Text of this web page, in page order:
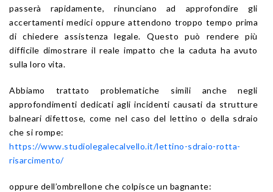
passerà rapidamente, rinunciano ad approfondire gli
accertamenti medici oppure attendono troppo tempo prima
di chiedere assistenza legale. Questo può rendere più
difficile dimostrare il reale impatto che la caduta ha avuto
sulla loro vita.
Abbiamo trattato problematiche simili anche negli
approfondimenti dedicati agli incidenti causati da strutture
balneari difettose, come nel caso del lettino o della sdraio
che si rompe:
https://www.studiolegalecalvello.it/lettino-sdraio-rotta-
risarcimento/
oppure dell’ombrellone che colpisce un bagnante: